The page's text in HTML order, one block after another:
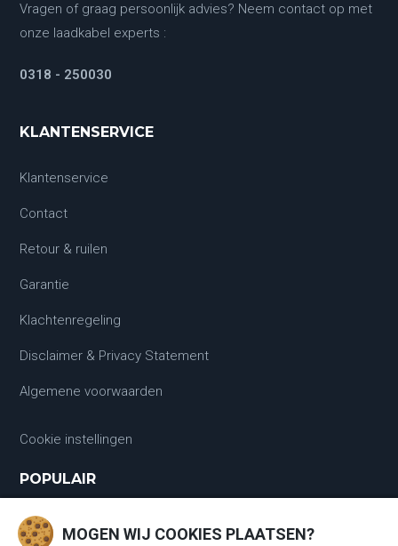
Vragen of graag persoonlijk advies? Neem contact op met
onze laadkabel experts :
0318 - 250030
KLANTENSERVICE
Klantenservice
Contact
Retour & ruilen
Garantie
Klachtenregeling
Disclaimer & Privacy Statement
Algemene voorwaarden
Cookie instellingen
POPULAIR
LaadkabelsMOGEN WIJ COOKIES PLAATSEN?